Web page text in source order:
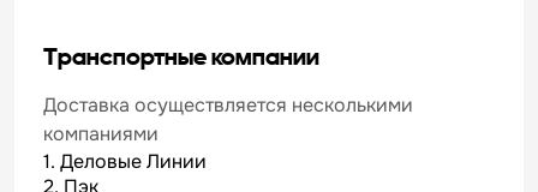
Транспортные компании
Доставка осуществляется несколькими
компаниями
1. Деловые Линии
2. Пэк